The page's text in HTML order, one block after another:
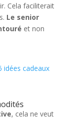
Cela faciliterait
Le senior
et non
idées cadeaux
, cela ne veut